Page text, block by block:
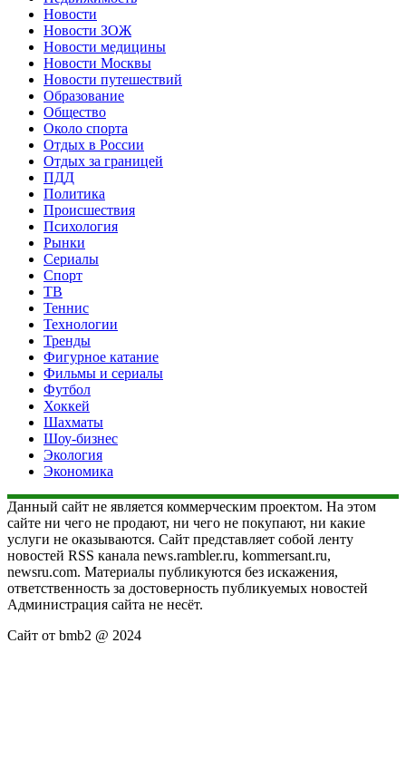
Новости
Новости ЗОЖ
Новости медицины
Новости Москвы
Новости путешествий
Образование
Общество
Около спорта
Отдых в России
Отдых за границей
ПДД
Политика
Происшествия
Психология
Рынки
Сериалы
Спорт
ТВ
Теннис
Технологии
Тренды
Фигурное катание
Фильмы и сериалы
Футбол
Хоккей
Шахматы
Шоу-бизнес
Экология
Экономика
Данный сайт не является коммерческим проектом. На этом
сайте ни чего не продают, ни чего не покупают, ни какие
услуги не оказываются. Сайт представляет собой ленту
новостей RSS канала news.rambler.ru, kommersant.ru,
newsru.com. Материалы публикуются без искажения,
ответственность за достоверность публикуемых новостей
Администрация сайта не несёт.
Сайт от bmb2 @ 2024